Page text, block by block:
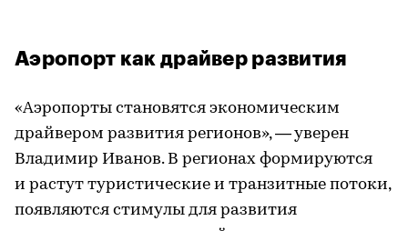
Аэропорт как драйвер развития
«Аэропорты становятся экономическим
драйвером развития регионов», — уверен
Владимир Иванов. В регионах формируются
и растут туристические и транзитные потоки,
появляются стимулы для развития